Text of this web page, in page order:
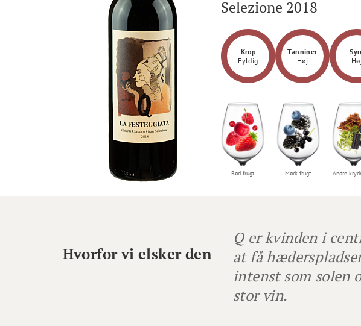
Selezione 2018
Krop
Fyldig
Tanniner
Høj
Rød frugt Mørk frugt Andre
Hvorfor vi elsker den
Q er kvinden i
at få
intenst som solen
stor vin.